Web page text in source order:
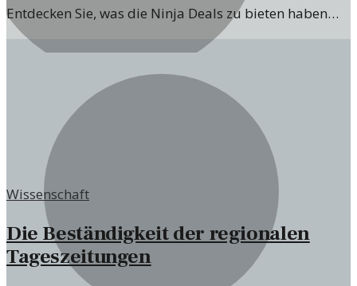
Entdecken Sie, was die Ninja Deals zu bieten haben
und welche Geräte sich lohnen.
Wissenschaft
Die Beständigkeit der regionalen
Tageszeitungen